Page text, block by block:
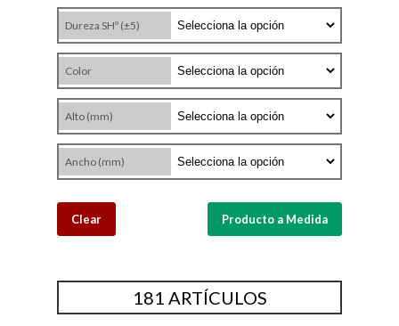
Dureza SHº (±5)
Color
Alto (mm)
Ancho (mm)
Clear Producto a Medida
181 ARTÍCULOS